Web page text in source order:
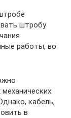
штробу
работы, во
кабель,
в